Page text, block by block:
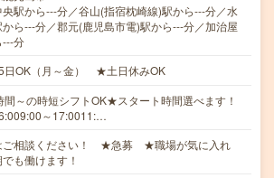
央駅から---分／谷山(指宿枕崎線)駅から---分／水
ら---分／郡元(鹿児島市電)駅から---分／加治屋
---分
日OK（月～金） ★土日休みOK
～の時短シフトOK★スタート時間選べます！
～17:0011:…
ご相談ください！ ★急募 ★職場が気に入れ
も働けます！